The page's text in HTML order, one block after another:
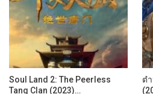
Soul Land 2: The Peerless
Tang Clan (2023)…
ต